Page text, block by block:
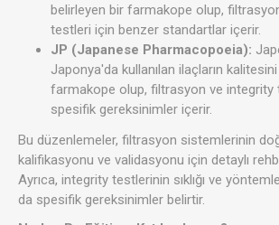
belirleyen bir farmakope olup,
testleri için benzer standartlar içerir.
JP (Japanese Pharmacopoeia):
Japonya'da kullanılan ilaçların
farmakope olup, filtrasyon ve integrity
spesifik gereksinimler içerir.
Bu düzenlemeler, filtrasyon sistemlerinin
kalifikasyonu ve validasyonu için detaylı
Ayrıca, integrity testlerinin sıklığı ve
da spesifik gereksinimler belirtir.